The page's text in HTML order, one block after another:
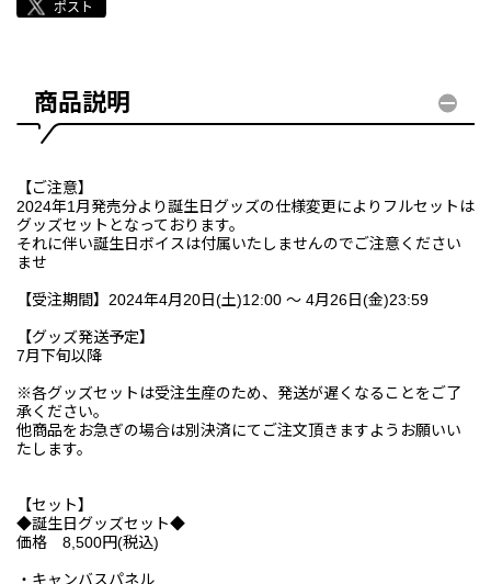
商品説明
【ご注意】
2024年1月発売分より誕生日グッズの仕様変更によりフルセットは
グッズセットとなっております。
それに伴い誕生日ボイスは付属いたしませんのでご注意ください
ませ
【受注期間】2024年4月20日(土)12:00 ～ 4月26日(金)23:59
【グッズ発送予定】
7月下旬以降
※各グッズセットは受注生産のため、発送が遅くなることをご了
承ください。
他商品をお急ぎの場合は別決済にてご注文頂きますようお願いい
たします。
【セット】
◆誕生日グッズセット◆
価格 8,500円(税込)
・キャンバスパネル